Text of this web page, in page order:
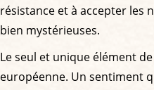
résistance et à accepter les
bien mystérieuses.
Le seul et unique élément
européenne. Un sentiment